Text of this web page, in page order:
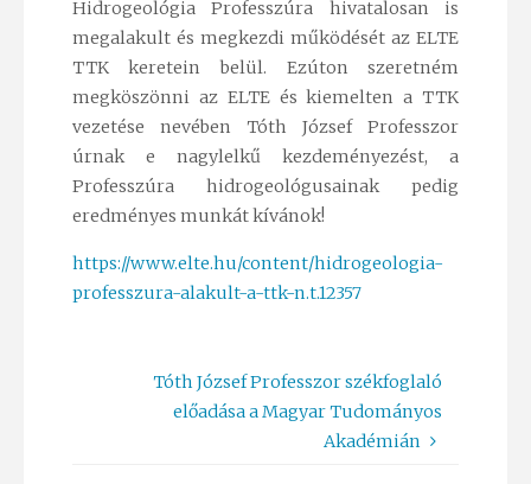
Hidrogeológia Professzúra hivatalosan is
megalakult és megkezdi működését az ELTE
TTK keretein belül. Ezúton szeretném
megköszönni az ELTE és kiemelten a TTK
vezetése nevében Tóth József Professzor
úrnak e nagylelkű kezdeményezést, a
Professzúra hidrogeológusainak pedig
eredményes munkát kívánok!
https://www.elte.hu/content/hidrogeologia-
professzura-alakult-a-ttk-n.t.12357
Tóth József Professzor székfoglaló
előadása a Magyar Tudományos
Akadémián